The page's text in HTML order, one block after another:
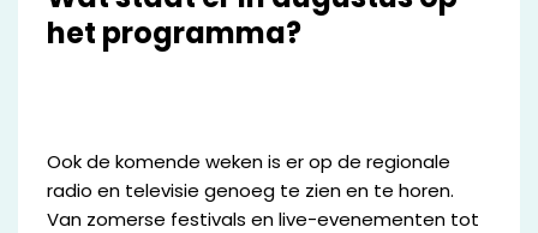
het programma?
Ook de komende weken is er op de regionale
radio en televisie genoeg te zien en te horen.
Van zomerse festivals en live-evenementen tot